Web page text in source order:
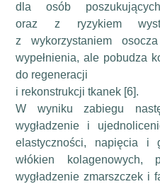
dla osób
oraz z ryzykiem
z wykorzystaniem
wypełnienia, ale pobudza
do regeneracji
i rekonstrukcji tkanek [6].
W wyniku zabiegu
wygładzenie i
elastyczności, napięcia i
włókien kolagenowych,
wygładzenie zmarszczek i